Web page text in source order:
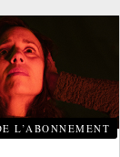
L’ABONNEMENT